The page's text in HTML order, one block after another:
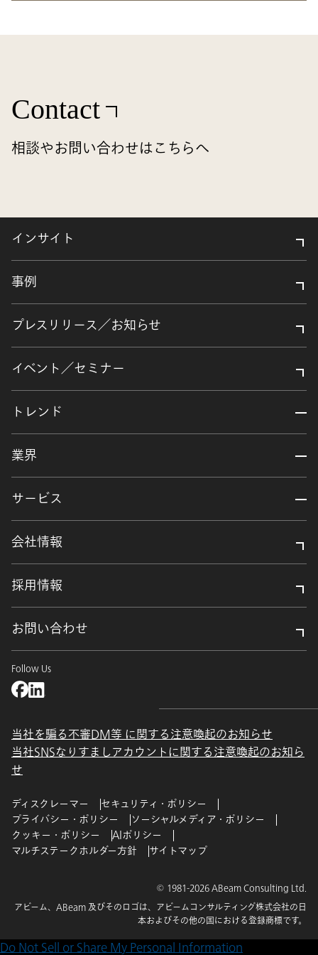
Contact
相談やお問い合わせはこちらへ
インサイト
事例
プレスリリース／お知らせ
イベント／セミナー
トレンド
業界
サービス
会社情報
採用情報
お問い合わせ
Follow Us
当社を騙る不審DM等 に関する注意喚起のお知らせ
当社SNSなりすましアカウントに関する注意喚起のお知ら
せ
ディスクレーマー
セキュリティ・ポリシー
プライバシー・ポリシー
ソーシャルメディア・ポリシー
クッキー・ポリシー
AIポリシー
マルチステークホルダー方針
サイトマップ
© 1981-2026 ABeam Consulting Ltd.
アビーム、ABeam 及びそのロゴは、アビームコンサルティング株式会社の日
本およびその他の国における登録商標です。
Do Not Sell or Share My Personal Information